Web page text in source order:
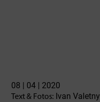
08 | 04 | 2020
Text & Fotos: Ivan Valetny